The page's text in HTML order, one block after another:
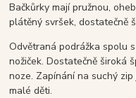
Bačkůrky mají pružnou,
plátěný svršek, dostatečně
Odvětraná podrážka spolu
nožiček. Dostatečně široká
noze. Zapínání na suchý
malé děti.